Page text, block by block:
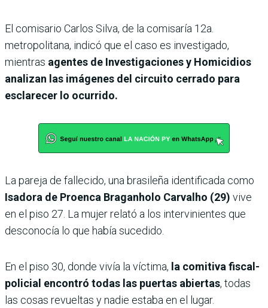
El comisario Carlos Silva, de la comisaría 12a.
metropolitana, indicó que el caso es investigado,
mientras agentes de Investigaciones y Homicidios
analizan las imágenes del circuito cerrado para
esclarecer lo ocurrido.
La pareja de fallecido, una brasileña identificada como
Isadora de Proenca Braganholo Carvalho (29) vive
en el piso 27. La mujer relató a los intervinientes que
desconocía lo que había sucedido.
En el piso 30, donde vivía la víctima, la comitiva fiscal-
policial encontró todas las puertas abiertas, todas
las cosas revueltas y nadie estaba en el lugar.